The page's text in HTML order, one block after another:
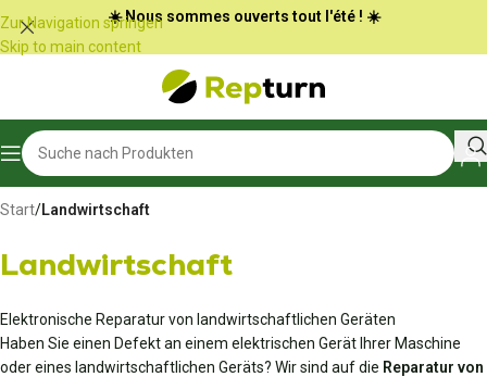
Cookie-Einstellungen
Zur Navigation springen
Skip to main content
☀️ Nous sommes ouverts tout l'été ! ☀️
Start/Landwirtschaft
Landwirtschaft
Elektronische Reparatur von landwirtschaftlichen Geräten
Haben Sie einen Defekt an einem elektrischen Gerät Ihrer Maschine
oder eines landwirtschaftlichen Geräts? Wir sind auf die Reparatur von